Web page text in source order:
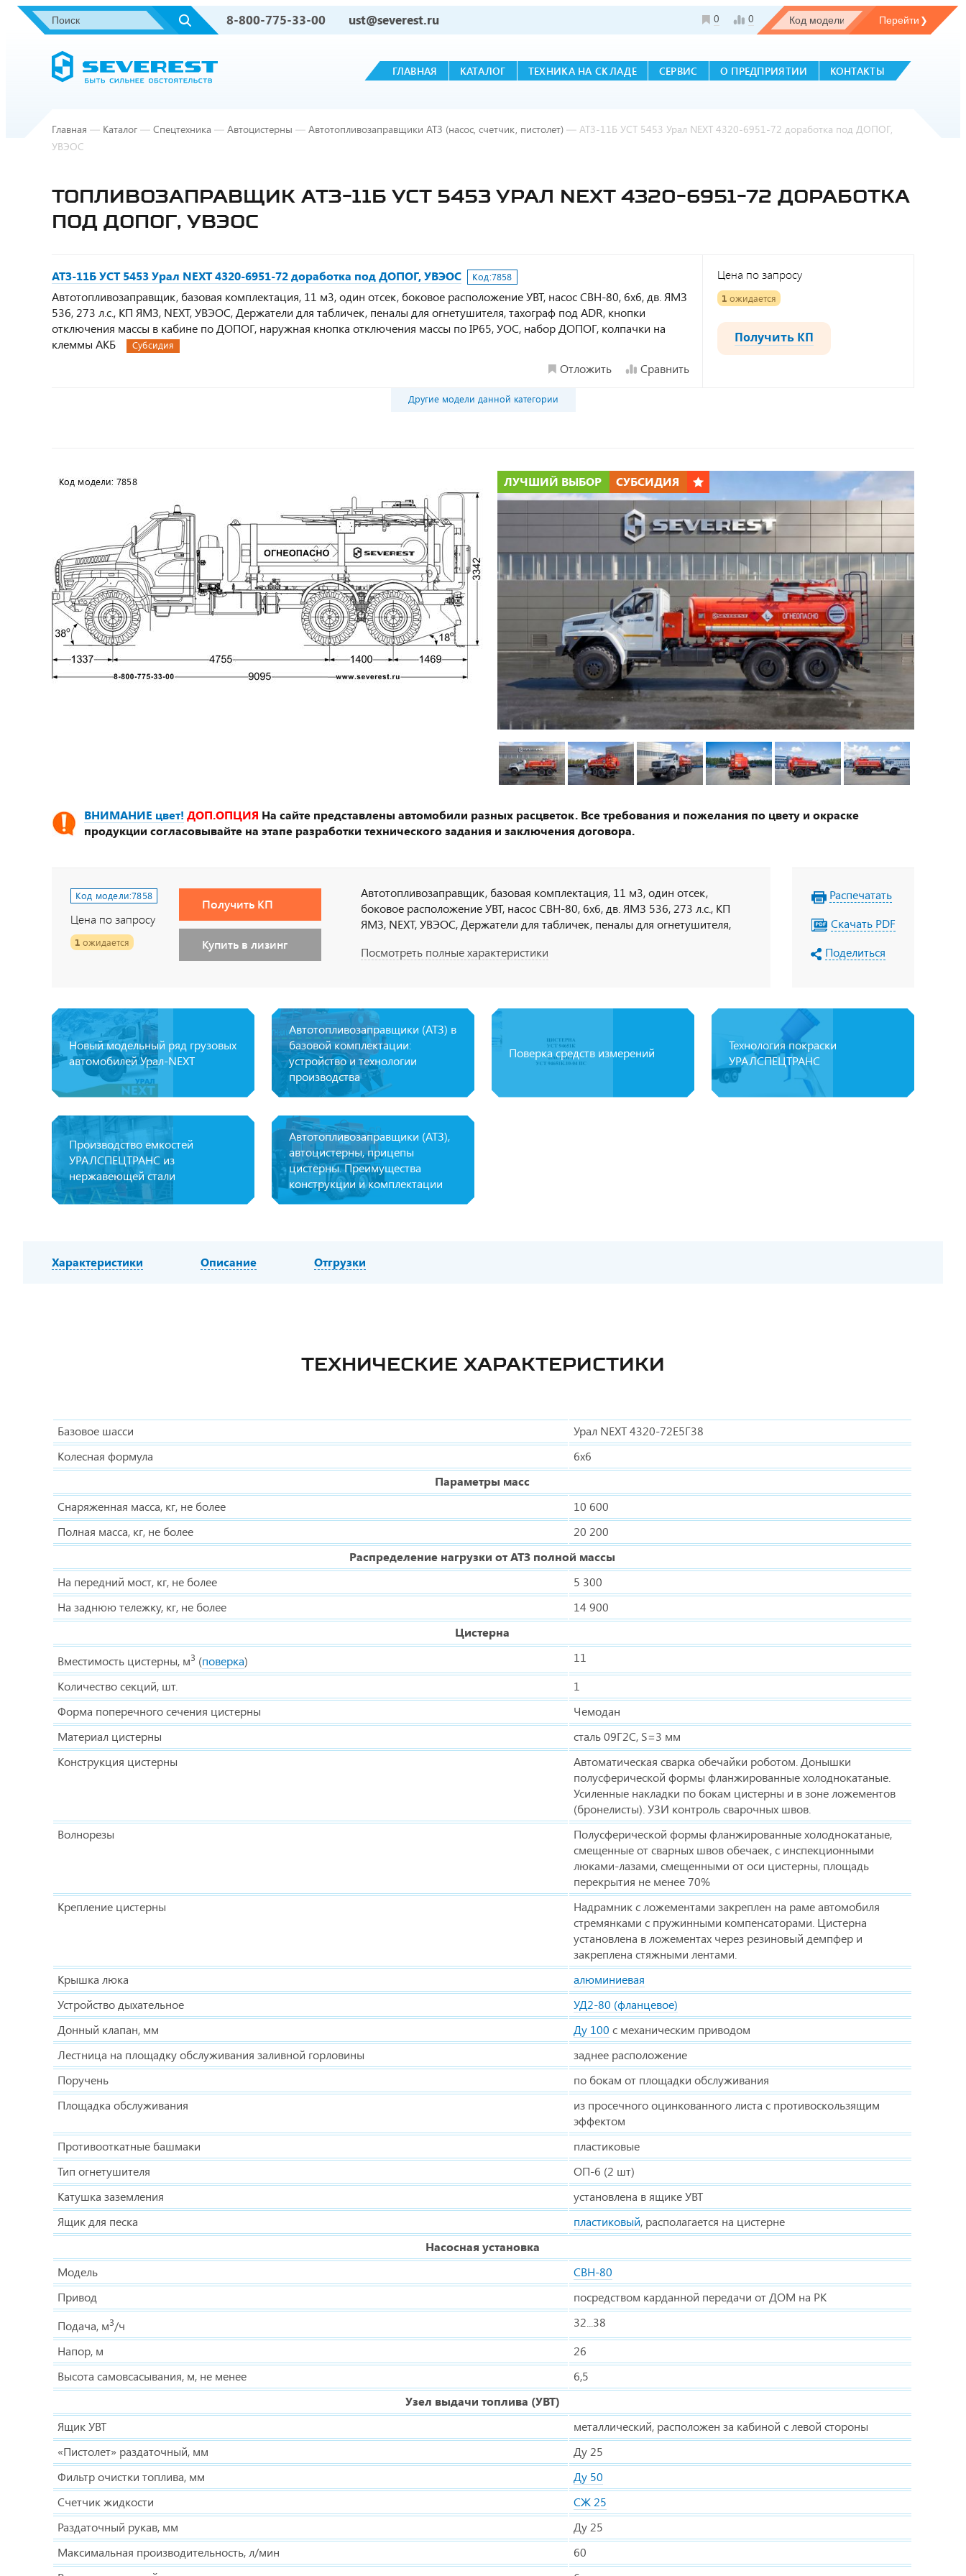
8-800-775-33-00 ust@severest.ru 0 0
ГЛАВНАЯ КАТАЛОГ ТЕХНИКА НА СКЛАДЕ СЕРВИС О ПРЕДПРИЯТИИ КОНТАКТЫ
Главная — Каталог — Спецтехника — Автоцистерны — Автотопливозаправщики АТЗ (насос, счетчик, пистолет) — АТЗ-11Б УСТ 5453 Урал NEXT 4320-6951-72 доработка под ДОПОГ,
УВЭОС
ТОПЛИВОЗАПРАВЩИК АТЗ-11Б УСТ 5453 УРАЛ NEXT 4320-6951-72 ДОРАБОТКА
ПОД ДОПОГ, УВЭОС
АТЗ-11Б УСТ 5453 Урал NEXT 4320-6951-72 доработка под ДОПОГ, УВЭОС Код:7858
Автотопливозаправщик, базовая комплектация, 11 м3, один отсек, боковое расположение УВТ, насос СВН-80, 6х6, дв. ЯМЗ
536, 273 л.с., КП ЯМЗ, NEXT, УВЭОС, Держатели для табличек, пеналы для огнетушителя, тахограф под ADR, кнопки
отключения массы в кабине по ДОПОГ, наружная кнопка отключения массы по IP65, УОС, набор ДОПОГ, колпачки на
клеммы АКБ
Субсидия
Отложить Сравнить
Цена по запросу
1 ожидается
Получить КП
Другие модели данной категории
ЛУЧШИЙ ВЫБОР СУБСИДИЯ *
ВНИМАНИЕ цвет! ДОП.ОПЦИЯ На сайте представлены автомобили разных расцветок. Все требования и пожелания по цвету и окраске
продукции согласовывайте на этапе разработки технического задания и заключения договора.
Код модели:7858
Цена по запросу
1 ожидается
Получить КП
Купить в лизинг
Автотопливозаправщик, базовая комплектация, 11 м3, один отсек,
боковое расположение УВТ, насос СВН-80, 6х6, дв. ЯМЗ 536, 273 л.с., КП
ЯМЗ, NEXT, УВЭОС, Держатели для табличек, пеналы для огнетушителя,
наружная кнопка отключения массы по IP65, УОС, набор ДОПОГ, колпачки
Посмотреть полные характеристики
Распечатать
Скачать PDF
Поделиться
Новый модельный ряд грузовых
автомобилей Урал-NEXT
Автотопливозаправщики (АТЗ) в
базовой комплектации:
устройство и технологии
производства
Поверка средств измерений
Технология покраски
УРАЛСПЕЦТРАНС
Производство емкостей
УРАЛСПЕЦТРАНС из
нержавеющей стали
Автотопливозаправщики (АТЗ),
автоцистерны, прицепы
цистерны. Преимущества
конструкции и комплектации
Характеристики Описание Отгрузки
ТЕХНИЧЕСКИЕ ХАРАКТЕРИСТИКИ
Базовое шасси
Урал NEXT 4320-72Е5Г38
Колесная формула
6х6
Параметры масс
Снаряженная масса, кг, не более
10 600
Полная масса, кг, не более
20 200
Распределение нагрузки от АТЗ полной массы
На передний мост, кг, не более
5 300
На заднюю тележку, кг, не более
14 900
Цистерна
Вместимость цистерны, м3 (поверка)
11
Количество секций, шт.
1
Форма поперечного сечения цистерны
Чемодан
Материал цистерны
сталь 09Г2С, S=3 мм
Конструкция цистерны
Автоматическая сварка обечайки роботом. Донышки
полусферической формы фланжированные холоднокатаные.
Усиленные накладки по бокам цистерны и в зоне ложементов
(бронелисты). УЗИ контроль сварочных швов.
Волнорезы
Полусферической формы фланжированные холоднокатаные,
смещенные от сварных швов обечаек, с инспекционными
люками-лазами, смещенными от оси цистерны, площадь
перекрытия не менее 70%
Крепление цистерны
Надрамник с ложементами закреплен на раме автомобиля
стремянками с пружинными компенсаторами. Цистерна
установлена в ложементах через резиновый демпфер и
закреплена стяжными лентами.
Крышка люка
алюминиевая
Устройство дыхательное
УД2-80 (фланцевое)
Донный клапан, мм
Ду 100 с механическим приводом
Лестница на площадку обслуживания заливной горловины
заднее расположение
Поручень
по бокам от площадки обслуживания
Площадка обслуживания
из просечного оцинкованного листа с противоскользящим
эффектом
Противооткатные башмаки
пластиковые
Тип огнетушителя
ОП-6 (2 шт)
Катушка заземления
установлена в ящике УВТ
Ящик для песка
пластиковый, располагается на цистерне
Насосная установка
Модель
СВН-80
Привод
посредством карданной передачи от ДОМ на РК
Подача, м3/ч
32...38
Напор, м
26
Высота самовсасывания, м, не менее
6,5
Узел выдачи топлива (УВТ)
Ящик УВТ
металлический, расположен за кабиной с левой стороны
«Пистолет» раздаточный, мм
Ду 25
Фильтр очистки топлива, мм
Ду 50
Счетчик жидкости
СЖ 25
Раздаточный рукав, мм
Ду 25
Максимальная производительность, л/мин
60